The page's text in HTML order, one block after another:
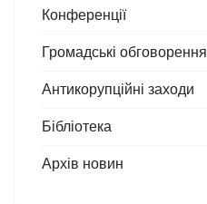
Конференції
Громадські обговорення
Антикорупційні заходи
Бібліотека
Архів новин